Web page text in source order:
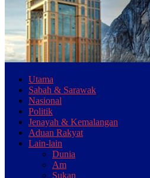
Utama
Sabah & Sarawak
Nasional
Politik
Jenayah & Kemalangan
Aduan Rakyat
Lain-lain
Dunia
Am
Sukan